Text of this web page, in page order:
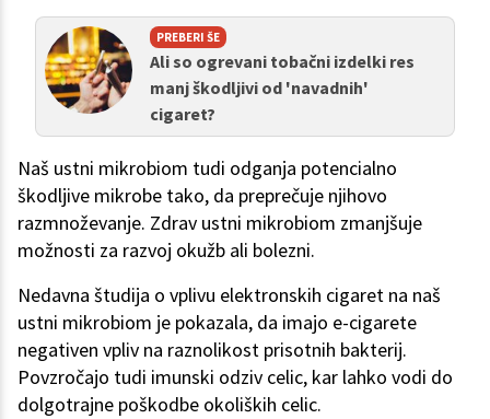
PREBERI ŠE
Ali so ogrevani tobačni izdelki res
manj škodljivi od 'navadnih'
cigaret?
Naš ustni mikrobiom tudi odganja potencialno
škodljive mikrobe tako, da preprečuje njihovo
razmnoževanje. Zdrav ustni mikrobiom zmanjšuje
možnosti za razvoj okužb ali bolezni.
Nedavna študija o vplivu elektronskih cigaret na naš
ustni mikrobiom je pokazala, da imajo e-cigarete
negativen vpliv na raznolikost prisotnih bakterij.
Povzročajo tudi imunski odziv celic, kar lahko vodi do
dolgotrajne poškodbe okoliških celic.